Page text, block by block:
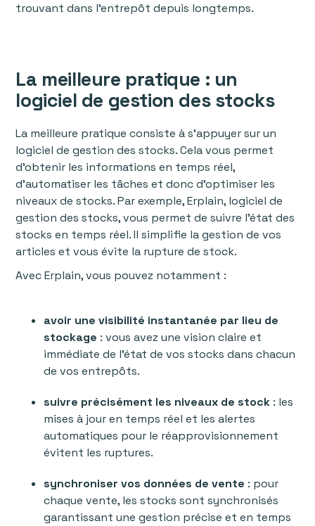
trouvant dans l’entrepôt depuis longtemps.
La meilleure pratique : un
logiciel de gestion des stocks
La meilleure pratique consiste à s’appuyer sur un
logiciel de gestion des stocks. Cela vous permet
d’obtenir les informations en temps réel,
d’automatiser les tâches et donc d’optimiser les
niveaux de stocks. Par exemple, Erplain, logiciel de
gestion des stocks, vous permet de suivre l’état des
stocks en temps réel. Il simplifie la gestion de vos
articles et vous évite la rupture de stock.
Avec Erplain, vous pouvez notamment :
avoir une visibilité instantanée par lieu de
stockage : vous avez une vision claire et
immédiate de l’état de vos stocks dans chacun
de vos entrepôts.
suivre précisément les niveaux de stock : les
mises à jour en temps réel et les alertes
automatiques pour le réapprovisionnement
évitent les ruptures.
synchroniser vos données de vente : pour
chaque vente, les stocks sont synchronisés
garantissant une gestion précise et en temps